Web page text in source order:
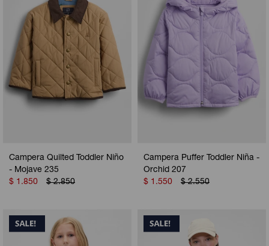
Campera Quilted Toddler Niño
- Mojave 235
$ 1.850 $ 2.850
Campera Puffer Toddler Niña -
Orchid 207
$ 1.550 $ 2.550